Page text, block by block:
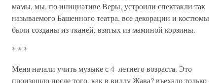
мамы, мы, по инициативе Веры, устроили спектакли так
называемого Башенного театра, все декорации и костюмы
были созданы из тканей, взятых из маминой корзины.
* * *
Меня начали учить музыке с 4–летнего возраста. Это
произошло после того, как в виллу Жава? въехало только